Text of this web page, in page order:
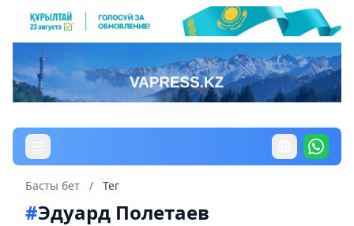
Басты бет / Тег
#Эдуард Полетаев